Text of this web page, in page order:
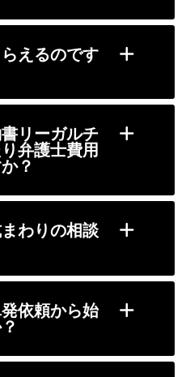
えるのです
リーガルチ
弁護士費用
？
わりの相談
依頼から始